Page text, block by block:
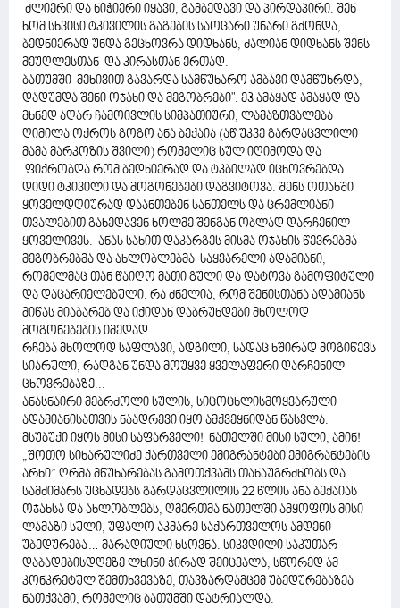
ძლიერი და ნიჭიერი იყავი, გამბედავი და პირდაპირი. შენ
ხომ სხვისი ტკივილის გაგების საოცარი უნარი გქონდა,
ბედნიერად უნდა გეცხოვრა დიდხანს, ძალიან დიდხანს შენს
მეუღლესთან და კირასთან ერთად.
ბათუმში მეხივით გავარდა სამწუხარო ამბავი დამწუხრდა,
დადუმდა შენი ოჯახი და მეგობრები". ეჰ ამაყად ამაყად და
მხნედ აღარ ჩამოივლის სიმპათიური, ლამაზთვალება
ღიმილა ოქროს გოგო ანა ბექაია (აწ უკვე გარდაცვლილი
მამა მარკოზის შვილი) რომელიც სულ იღიმოდა და
ფიქრობდა რომ ბედნიერად და ტკბილად იცხოვრებდა.
დიდი ტკივილი და მოგონებები დაგვიტოვა. შენს ოთახში
ყოველდღიურად დაანთებენ სანთელს და ცრემლიანი
თვალებით გახედავენ ხოლმე შენგან ობლად დარჩენილ
ყოველივეს. ანას სახით დაკარგეს მისმა ოჯახის წევრებმა
მეგობრებმა და ახლობლებმა საყვარელი ადამიანი,
რომელმაც თან წაიღო მათი გული და დატოვა გამოფიტული
და დაცარიელებული. რა ძნელია, რომ შენისთანა ადამიანს
მიწას მიაბარებ და იქიდან დაბრუნდები მხოლოდ
მოგონებების იმედად.
რჩება მხოლოდ საფლავი, ადგილი, სადაც ხშირად მოგიწევს
სიარული, რადგან უნდა მოუყვე ყველაფერი დარჩენილ
ცხოვრებაზე...
ანასნაირი მებრძოლი სულის, სიცოცხლისმოყვარული
ადამიანისათვის ნაადრევი იყო ამქვეყნიდან წასვლა.
მსუბუქი იყოს მისი საფარველი! ნათელში მისი სული, ამინ!
„შოთო სიხარულიძე ქართველი ემიგრანტები ემიგრანტების
არხი” ღრმა მწუხარებას გამოთქვამს თანაუგრძნობს და
სამძიმარს უცხადებს გარდაცვლილის 22 წლის ანა ბექაიას
ოჯახსა და ახლობლებს, ღმერთმა ნათელში ამყოფოს მისი
ლამაზი სული, უფალო აკმარე საქართველოს ამდენი
უბედურება… მარადიული ხსოვნა. სიკვდილი საკუთარ
დაბადებისდღეზე ლხინი ჭირად შეიცვალა, სწორედ ამ
კონკრეტულ შემთხვევაზე, თავზარდამცემ უბედურებაზეა
ნათქვამი, რომელიც ბათუმში დატრიალდა.